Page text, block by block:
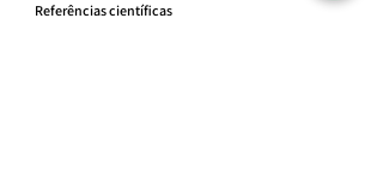
Referências científicas